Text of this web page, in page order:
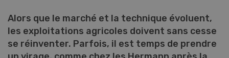
Alors que le marché et la technique évoluent,
les exploitations agricoles doivent sans cesse
se réinventer. Parfois, il est temps de prendre